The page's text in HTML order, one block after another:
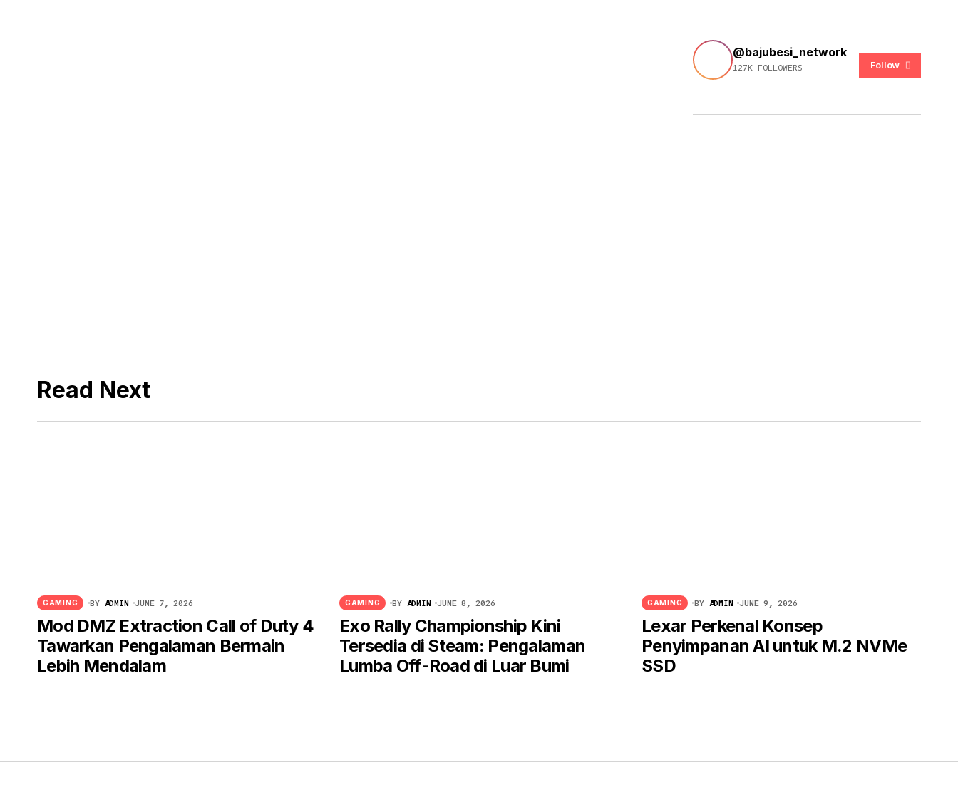
@bajubesi_network
127K FOLLOWERS Follow
Read Next
GAMING BY ADMIN JUNE 7, 2026
Mod DMZ Extraction Call of Duty 4
Tawarkan Pengalaman Bermain
Lebih Mendalam
GAMING BY ADMIN JUNE 8, 2026
Exo Rally Championship Kini
Tersedia di Steam: Pengalaman
Lumba Off-Road di Luar Bumi
GAMING BY ADMIN JUNE 9, 2026
Lexar Perkenal Konsep
Penyimpanan AI untuk M.2 NVMe
SSD